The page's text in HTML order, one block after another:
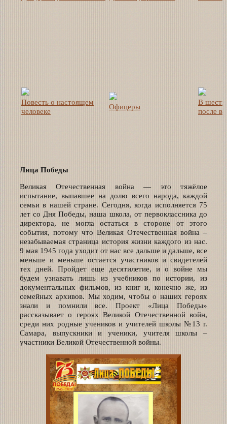
Повесть о настоящем
человеке
Офицеры
В шесть
после
Лица Победы
Великая Отечественная война — это тяжёлое
испытание, выпавшее на долю всего народа, каждой
семьи в нашей стране. Сегодня, когда исполняется 75
лет со Дня Победы, наша школа, от первоклассника до
директора, не могла остаться в стороне от этого
события, потому что Великая Отечественная война –
незабываемая страница история жизни каждого из нас.
9 мая 1945 года уходит от нас все дальше и дальше, все
меньше и меньше остается участников и свидетелей
тех дней. Пройдет еще десятилетие, и о войне мы
будем узнавать лишь из учебников по истории, из
документальных фильмов, из книг и, конечно же, из
семейных архивов. Мы ходим, чтобы о наших героях
знали и помнили все. Проект «Лица Победы»
рассказывает о героях Великой Отечественной войн,
среди них родные учеников и учителей школы №13 г.
Самара, выпускники и ученики, учителя школы –
участники Великой Отечественной войны.